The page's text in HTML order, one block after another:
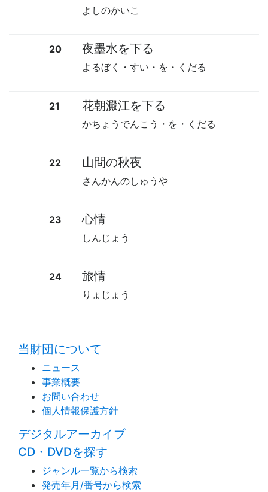
よしのかいこ
20 夜墨水を下る
よるぼく・すい・を・くだる
21 花朝澱江を下る
かちょうでんこう・を・くだる
22 山間の秋夜
さんかんのしゅうや
23 心情
しんじょう
24 旅情
りょじょう
当財団について
ニュース
事業概要
お問い合わせ
個人情報保護方針
デジタルアーカイブ
CD・DVDを探す
ジャンル一覧から検索
発売年月/番号から検索